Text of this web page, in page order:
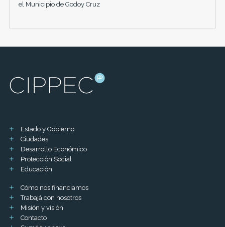
el Municipio de Godoy Cruz
Estado y Gobierno
Ciudades
Desarrollo Económico
Protección Social
Educación
Cómo nos financiamos
Trabajá con nosotros
Misión y visión
Contacto